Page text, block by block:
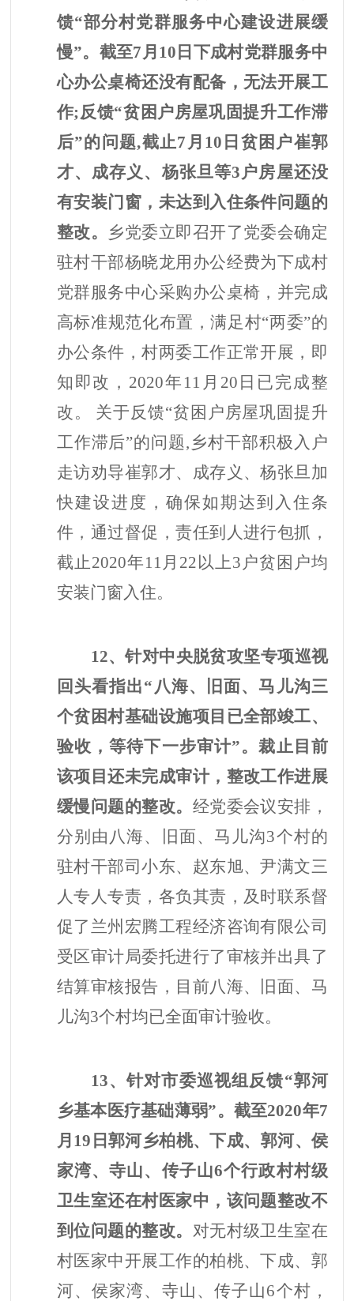
馈“部分村党群服务中心建设进展缓
慢”。截至7月10日下成村党群服务中
心办公桌椅还没有配备，无法开展工
作;反馈“贫困户房屋巩固提升工作滞
后”的问题,截止7月10日贫困户崔郭
才、成存义、杨张旦等3户房屋还没
有安装门窗，未达到入住条件问题的
整改。
乡党委立即召开了党委会确定
驻村干部杨晓龙用办公经费为下成村
党群服务中心采购办公桌椅，并完成
高标准规范化布置，满足村“两委”的
办公条件，村两委工作正常开展，即
知即改，2020年11月20日已完成整
改。 关于反馈“贫困户房屋巩固提升
工作滞后”的问题, 乡村干部积极入户
走访劝导崔郭才、成存义、杨张旦加
快建设进度，确保如期达到入住条
件，通过督促，责任到人进行包抓，
截止2020年11月22以上3户贫困户均
安装门窗入住。
12、针对中央脱贫攻坚专项巡视
回头看指出“八海、旧面、马儿沟三
个贫困村基础设施项目已全部竣工、
验收，等待下一步审计”。裁止目前
该项目还未完成审计，整改工作进展
缓慢问题的整改。 经党委会议安排，
分别由八海、旧面、马儿沟3个村的
驻村干部司小东、赵东旭、尹满文三
人专人专责，各负其责，及时联系督
促了兰州宏腾工程经济咨询有限公司
受区审计局委托进行了审核并出具了
结算审核报告，目前八海、旧面、马
儿沟3个村均已全面审计验收。
13、针对市委巡视组反馈“郭河
乡基本医疗基础薄弱”。截至2020年7
月19日郭河乡柏桃、下成、郭河、侯
家湾、寺山、传子山6个行政村村级
卫生室还在村医家中，该问题整改不
到位问题的整改。 对无村级卫生室在
村医家中开展工作的柏桃、下成、郭
河、侯家湾、寺山、传子山6个村，